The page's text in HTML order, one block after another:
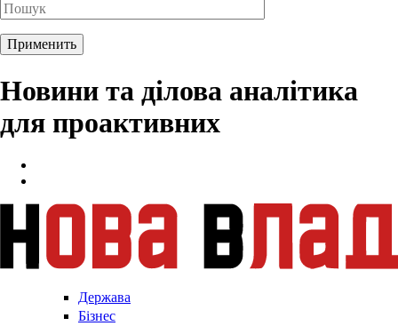
Новини та ділова аналітика
для проактивних
Держава
Бізнес